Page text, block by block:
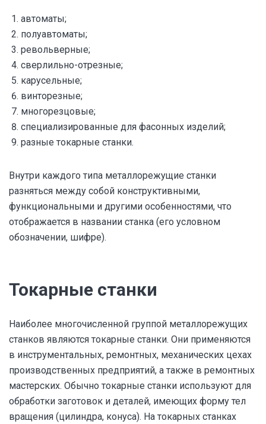
автоматы;
полуавтоматы;
револьверные;
сверлильно-отрезные;
карусельные;
винторезные;
многорезцовые;
специализированные для фасонных изделий;
разные токарные станки.
Внутри каждого типа металлорежущие станки
разняться между собой конструктивными,
функциональными и другими особенностями, что
отображается в названии станка (его условном
обозначении, шифре).
Токарные станки
Наиболее многочисленной группой металлорежущих
станков являются токарные станки. Они применяются
в инструментальных, ремонтных, механических цехах
производственных предприятий, а также в ремонтных
мастерских. Обычно токарные станки используют для
обработки заготовок и деталей, имеющих форму тел
вращения (цилиндра, конуса). На токарных станках